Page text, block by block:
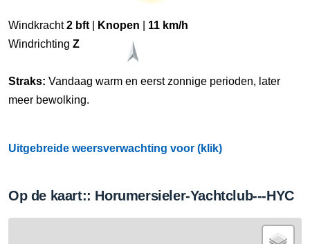
Windkracht2 bft Knopen
11 km/h
Windrichting Z
Straks: Vandaag warm en eerst zonnige perioden, later
meer bewolking.
Uitgebreide weersverwachting voor (klik)
Op de kaart:: Horumersieler-Yachtclub---HYC